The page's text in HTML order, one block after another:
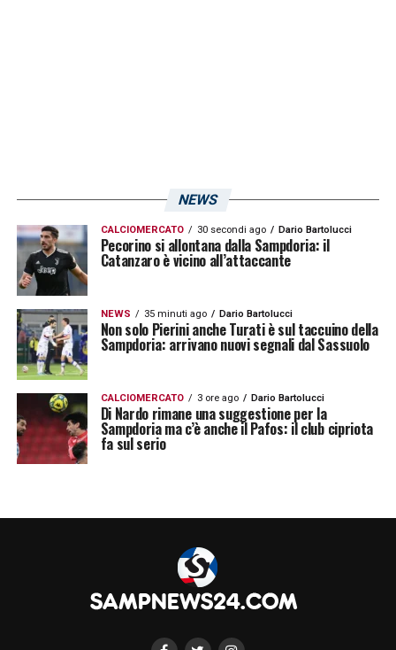
NEWS
CALCIOMERCATO 30 secondi ago Dario Bartolucci
Pecorino si allontana dalla Sampdoria: il
Catanzaro è vicino all’attaccante
NEWS 35 minuti ago Dario Bartolucci
Non solo Pierini anche Turati è sul taccuino della
Sampdoria: arrivano nuovi segnali dal Sassuolo
CALCIOMERCATO 3 ore ago Dario Bartolucci
Di Nardo rimane una suggestione per la
Sampdoria ma c’è anche il Pafos: il club cipriota
fa sul serio